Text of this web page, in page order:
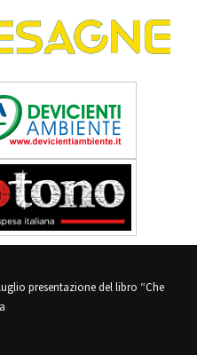
presentazione del libro “Che